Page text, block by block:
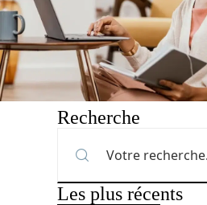
Recherche
Les plus récents